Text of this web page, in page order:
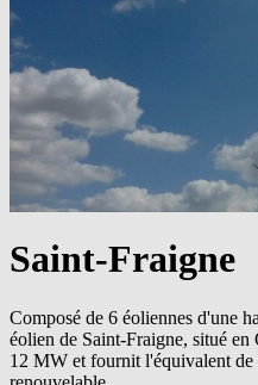
Saint-Fraigne
Composé de 6 éoliennes d'une
éolien de Saint-Fraigne, situé en
12 MW et fournit l'équivalent